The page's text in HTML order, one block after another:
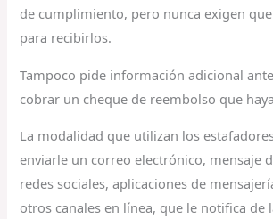
de cumplimiento, pero nunca exigen
para recibirlos.
Tampoco pide información adicional
cobrar un cheque de reembolso que
La modalidad que utilizan los
enviarle un correo electrónico, mensaje
redes sociales, aplicaciones de
otros canales en línea, que le notifica de